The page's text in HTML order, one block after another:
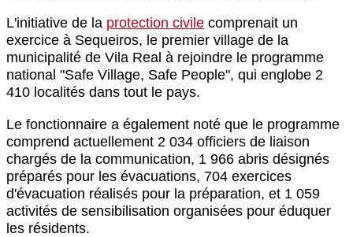
L'initiative de la protection civile comprenait un
exercice à Sequeiros, le premier village de la
municipalité de Vila Real à rejoindre le programme
national "Safe Village, Safe People", qui englobe 2
410 localités dans tout le pays.
Le fonctionnaire a également noté que le programme
comprend actuellement 2 034 officiers de liaison
chargés de la communication, 1 966 abris désignés
préparés pour les évacuations, 704 exercices
d'évacuation réalisés pour la préparation, et 1 059
activités de sensibilisation organisées pour éduquer
les résidents.